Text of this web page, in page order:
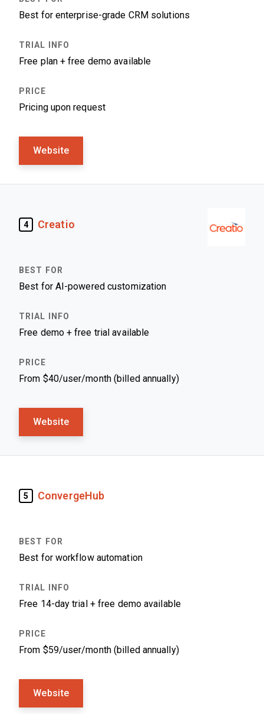
Best for enterprise-grade CRM solutions
Free plan + free demo available
Pricing upon request
Website
4 Creatio
Best for AI-powered customization
Free demo + free trial available
From $40/user/month (billed annually)
Website
5 ConvergeHub
Best for workflow automation
Free 14-day trial + free demo available
From $59/user/month (billed annually)
Website